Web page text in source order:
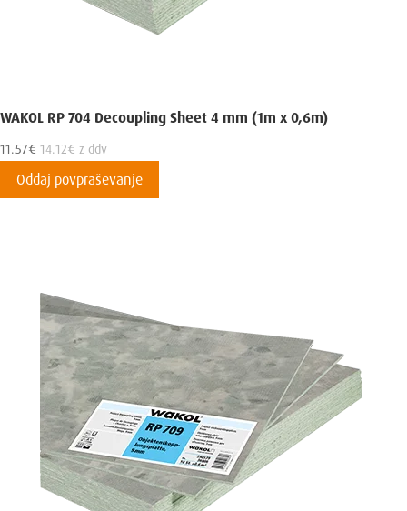
WAKOL RP 704 Decoupling Sheet 4 mm (1m x 0,6m)
11.57€ 14.12€ z ddv
Oddaj povpraševanje